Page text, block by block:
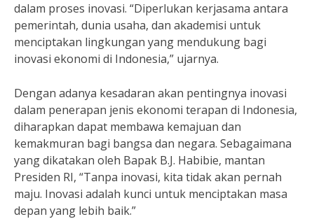
dalam proses inovasi. “Diperlukan kerjasama antara
pemerintah, dunia usaha, dan akademisi untuk
menciptakan lingkungan yang mendukung bagi
inovasi ekonomi di Indonesia,” ujarnya.
Dengan adanya kesadaran akan pentingnya inovasi
dalam penerapan jenis ekonomi terapan di Indonesia,
diharapkan dapat membawa kemajuan dan
kemakmuran bagi bangsa dan negara. Sebagaimana
yang dikatakan oleh Bapak B.J. Habibie, mantan
Presiden RI, “Tanpa inovasi, kita tidak akan pernah
maju. Inovasi adalah kunci untuk menciptakan masa
depan yang lebih baik.”